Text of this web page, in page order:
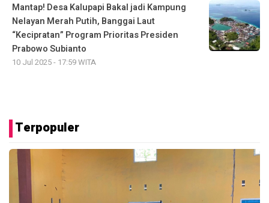
Mantap! Desa Kalupapi Bakal jadi Kampung
Nelayan Merah Putih, Banggai Laut
“Kecipratan” Program Prioritas Presiden
Prabowo Subianto
10 Jul 2025 - 17:59 WITA
Terpopuler